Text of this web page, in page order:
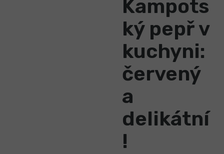
Kampots
ký pepř v
kuchyni:
červený
a
delikátní
!